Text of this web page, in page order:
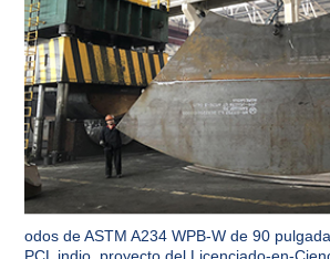
Codos de ASTM A234 WPB-W de 90